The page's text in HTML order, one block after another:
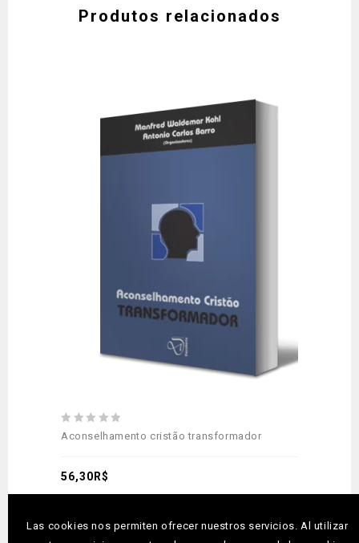
Produtos relacionados
0
5
Aconselhamento cristão transformador
56,30 R$
Las cookies nos permiten ofrecer nuestros servicios. Al utilizar